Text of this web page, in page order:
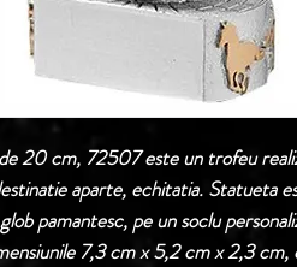
20 cm, 72507 este un trofeu
aparte, echitatia. Statueta
pamantesc, pe un soclu
7,3 cm x 5,2 cm x 2,3